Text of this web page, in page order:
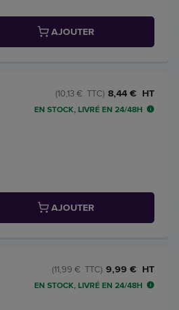
AJOUTER
8,44 € HT
(10,13 € TTC)
EN STOCK, LIVRÉ EN 24/48H
AJOUTER
9,99 € HT
(11,99 € TTC)
EN STOCK, LIVRÉ EN 24/48H